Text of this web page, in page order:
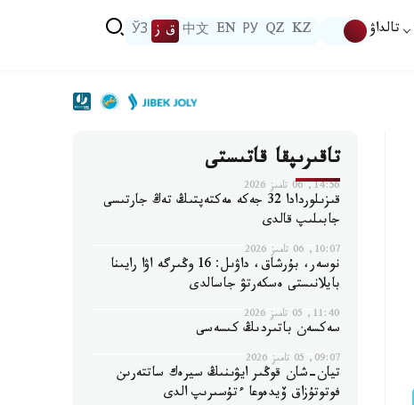
تالداۋ KZ
QZ
РУ
EN
中文 ق ز ЎЗ
تاقىرىپقا قاتىستى
14:56, 06 تامىز 2026
قىزىلوردادا 32 جەكە مەكتەپتىڭ تەڭ جارتىسى
جابىلىپ قالدى
10:07, 06 تامىز 2026
نوسەر، بۇرشاق، داۋىل: 16 وڭىرگە اۋا رايىنا
بايلانىستى ەسكەرتۋ جاسالدى
11:40, 05 تامىز 2026
سەكسەن باتىردىڭ كىسەسى
09:07, 05 تامىز 2026
تيان-شان قوڭىر ايۋىنىڭ سيرەك ساتتەرىن
فوتوتۇزاق ۆيدەوعا ءتۇسىرىپ الدى